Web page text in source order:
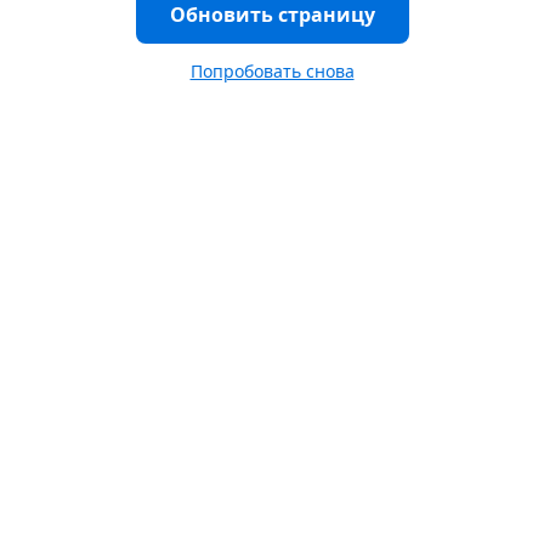
Обновить страницу
Попробовать снова